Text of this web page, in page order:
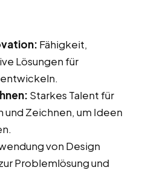
Fähigkeit,
Lösungen für
Starkes Talent für
und Zeichnen, um Ideen
von Design
Problemlösung und